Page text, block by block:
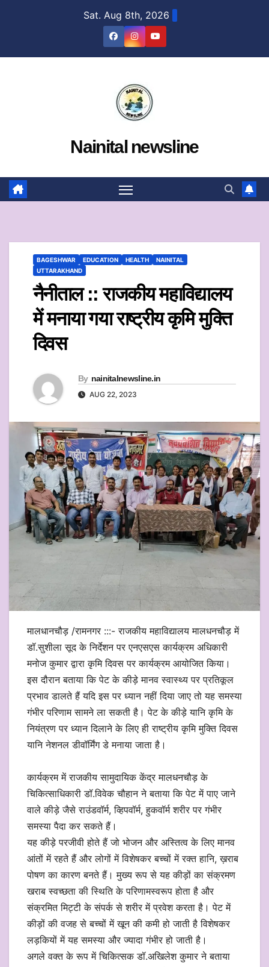
Sat. Aug 8th, 2026
Nainital newsline
BAGESHWAR EDUCATION HEALTH
NAINITAL
UTTARAKHAND
नैनीताल :: राजकीय महाविद्यालय
में मनाया गया राष्ट्रीय कृमि मुक्ति
दिवस
By nainitalnewsline.in
AUG 22, 2023
मालधानचौड़ /रामनगर :::- राजकीय महाविद्यालय मालधनचौड़ में
डॉ.सुशीला सूद के निर्देशन पर एनएसएस कार्यक्रम अधिकारी
मनोज कुमार द्वारा कृमि दिवस पर कार्यक्रम आयोजित किया।
इस दौरान बताया कि पेट के कीड़े मानव स्वास्थ्य पर प्रतिकूल
प्रभाव डालते हैं यदि इस पर ध्यान नहीं दिया जाए तो यह समस्या
गंभीर परिणाम सामने ला सकती है। पेट के कीड़े यानि कृमि के
नियंत्रण पर ध्यान दिलाने के लिए ही राष्ट्रीय कृमि मुक्ति दिवस
यानि नेशनल डीवॉर्मिंग डे मनाया जाता है।
कार्यक्रम में राजकीय सामुदायिक केंद्र मालधनचौड़ के
चिकित्साधिकारी डॉ.विवेक चौहान ने बताया कि पेट में पाए जाने
वाले कीड़े जैसे राउंडवॉर्म, व्हिपवॉर्म, हुकवॉर्म शरीर पर गंभीर
समस्या पैदा कर सकते हैं।
यह कीड़े परजीवी होते हैं जो भोजन और अस्तित्व के लिए मानव
आंतों में रहते हैं और लोगों में विशेषकर बच्चों में रक्त हानि, ख़राब
पोषण का कारण बनते हैं। मुख्य रूप से यह कीड़ों का संक्रमण
खराब स्वच्छता की स्थिति के परिणामस्वरूप होता है और
संक्रमित मिट्टी के संपर्क से शरीर में प्रवेश करता है। पेट में
कीड़ों की वजह से बच्चों में खून की कमी हो जाती है विशेषकर
लड़कियों में यह समस्या और ज्यादा गंभीर हो जाती है।
अगले वक्त के रूप में चिकित्सक डॉ.अखिलेश कुमार ने बताया